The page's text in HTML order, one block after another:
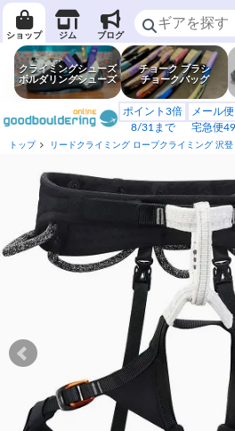
ショップ ジム ブログ
クライミングシューズ
ボルダリングシューズ
チョーク ブラシ
チョークバッグ
ポイント3倍
8/31まで
メール
宅急便
トップ リードクライミング ロープクライミング 沢登